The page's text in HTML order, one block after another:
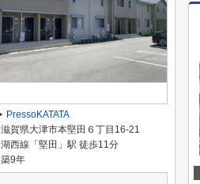
PressoKATATA
滋賀県大津市本堅田６丁目16-21
湖西線「堅田」駅 徒歩11分
築9年